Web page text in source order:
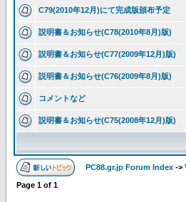
C79(2010年12月)にて完成版頒布予定
説明書＆お知らせ(C78(2010年8月)版)
説明書＆お知らせ(C77(2009年12月)版)
説明書＆お知らせ(C76(2009年8月)版)
コメントなど
説明書＆お知らせ(C75(2008年12月)版)
PC88.gr.jp Forum Index ->
Page 1 of 1